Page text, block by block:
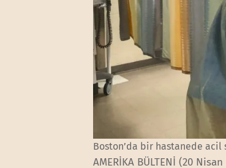
Boston’da bir hastanede acil
AMERİKA BÜLTENİ (20 Nisan